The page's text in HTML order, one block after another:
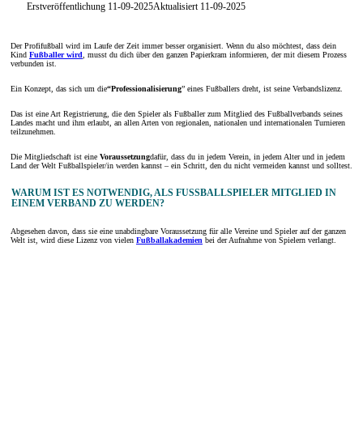
Erstveröffentlichung 11-09-2025Aktualisiert 11-09-2025
Der Profifußball wird im Laufe der Zeit immer besser organisiert. Wenn du also möchtest, dass dein
Kind Fußballer wird, musst du dich über den ganzen Papierkram informieren, der mit diesem Prozess
verbunden ist.
Ein Konzept, das sich um die“Professionalisierung” eines Fußballers dreht, ist seine Verbandslizenz.
Das ist eine Art Registrierung, die den Spieler als Fußballer zum Mitglied des Fußballverbands seines
Landes macht und ihm erlaubt, an allen Arten von regionalen, nationalen und internationalen Turnieren
teilzunehmen.
Die Mitgliedschaft ist eine Voraussetzungdafür, dass du in jedem Verein, in jedem Alter und in jedem
Land der Welt Fußballspieler/in werden kannst – ein Schritt, den du nicht vermeiden kannst und solltest.
WARUM IST ES NOTWENDIG, ALS FUSSBALLSPIELER MITGLIED IN E
INEM VERBAND ZU WERDEN?
Abgesehen davon, dass sie eine unabdingbare Voraussetzung für alle Vereine und Spieler auf der ganzen
Welt ist, wird diese Lizenz von vielen Fußballakademien bei der Aufnahme von Spielern verlangt.